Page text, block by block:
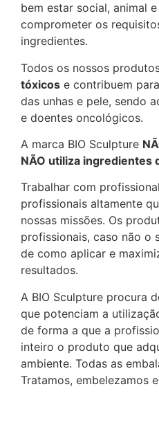
bem estar social, animal
comprometer os
ingredientes.
Todos os nossos
tóxicos e contribuem
das unhas e pele, sendo
e doentes oncológicos.
A marca BIO Sculpture
NÃO utiliza ingredientes
Trabalhar com
profissionais altamente
nossas missões. Os
profissionais, caso não o
de como aplicar e
resultados.
A BIO Sculpture procura
que potenciam a
de forma a que a
inteiro o produto que
ambiente. Todas as
Tratamos, embelezamos